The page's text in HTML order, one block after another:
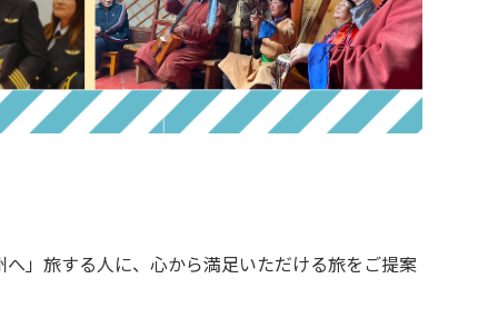
」旅する人に、心から満足いただける旅をご提案